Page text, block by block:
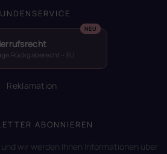
Rückgaberecht – EU
Reklamation
ABONNIEREN
wir werden Ihnen Informationen über